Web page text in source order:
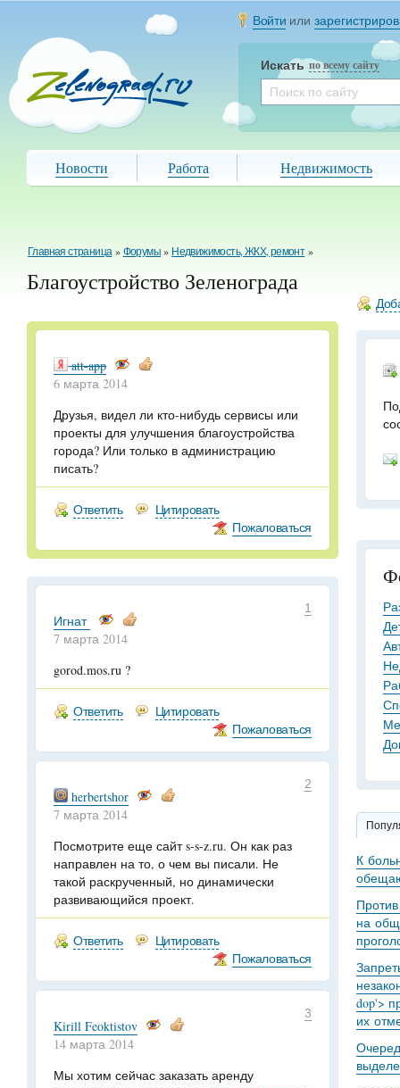
Войти или
Искать по всему сайту
Новости Работа Недвижимость
Главная страница »Форумы» Недвижимость, ЖКХ, ремонт »
Благоустройство Зеленограда
att-app
6 марта 2014
Друзья, видел ли кто-нибудь сервисы или
проекты для улучшения благоустройства
города? Или только в администрацию
писать?
Ответить
Цитировать
Пожаловаться
1
Игнат
7 марта 2014
gorod.mos.ru ?
Ответить
Цитировать
Пожаловаться
2
herbertshor
7 марта 2014
Посмотрите еще сайт s-s-z.ru. Он как раз
направлен на то, о чем вы писали. Не
такой раскрученный, но динамически
развивающийся проект.
Ответить
Цитировать
Пожаловаться
3
Kirill Feoktistov
14 марта 2014
Мы хотим сейчас заказать аренду
К
на
dop'>
их